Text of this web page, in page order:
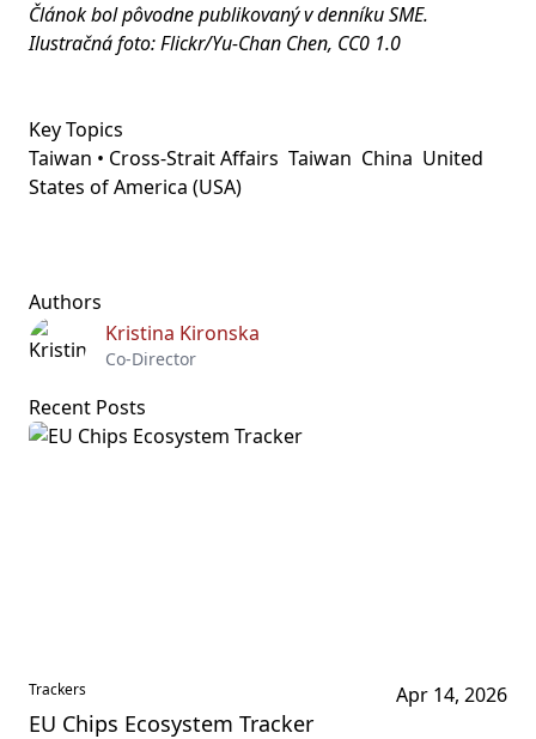
Článok bol pôvodne publikovaný vdenníku SME.
Ilustračná foto:Flickr/Yu-Chan Chen, CC0 1.0
Key Topics
Taiwan • Cross-Strait Affairs Taiwan China United
States of America (USA)
Authors
Kristina Kironska
Co-Director
Recent Posts
Trackers Apr 14, 2026
EU Chips Ecosystem Tracker